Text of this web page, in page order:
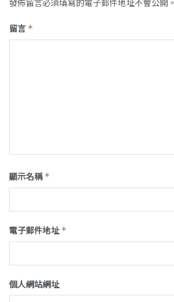
留言 *
顯示名稱*
電子郵件地址*
個人網站網址